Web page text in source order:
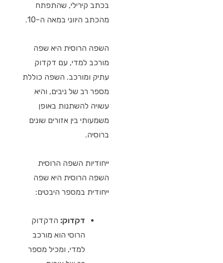
בכתב קירילי, שהתפתח
מהכתב היווני במאה ה-10.
השפה הרוסית היא שפה
מורכב למדי, עם דקדוק
עתיק ומורכב. השפה כוללת
מספר רב של ניבים, והיא
עשויה להשתנות באופן
משמעותי בין אזורים שונים
ברוסיה.
ייחודיות השפה הרוסית
השפה הרוסית היא שפה
ייחודית במספר היבטים:
דקדוק: הדקדוק
הרוסי הוא מורכב
למדי, ומכיל מספר